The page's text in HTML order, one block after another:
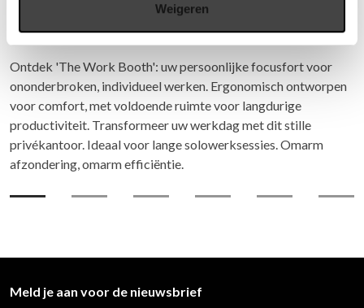
Weigeren
PhoneAlone Work Booth Classic
Ontdek 'The Work Booth': uw persoonlijke focusfort voor
ononderbroken, individueel werken. Ergonomisch ontworpen
voor comfort, met voldoende ruimte voor langdurige
productiviteit. Transformeer uw werkdag met dit stille
privékantoor. Ideaal voor lange solowerksessies. Omarm
afzondering, omarm efficiëntie.
Meld je aan voor de nieuwsbrief